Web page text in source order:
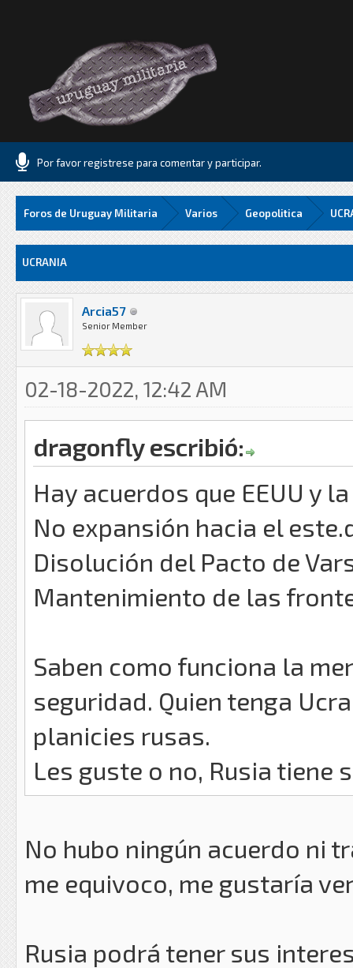
Por favor registrese para comentar y participar.
Foros de Uruguay Militaria Varios Geopolitica
UCRANIA
Arcia57
Senior Member
02-18-2022, 12:42 AM
dragonfly escribió:
Hay acuerdos que EEUU y
No expansión hacia el
Disolución del Pacto de
Mantenimiento de las
Saben como funciona la
seguridad. Quien tenga
planicies rusas.
Les guste o no, Rusia tiene
No hubo ningún acuerdo ni
me equivoco, me gustaría
Rusia podrá tener sus